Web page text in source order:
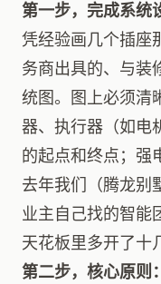
第一步，完成系统
凭经验画几个插座
务商出具的、与装
统图。图上必须清
器、执行器（如电
的起点和终点；强
去年我们（腾龙别
业主自己找的智能
天花板里多开了十
第二步，核心原则